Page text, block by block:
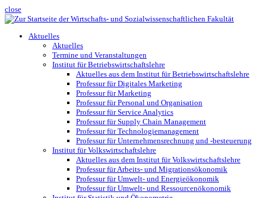
close
Aktuelles
Aktuelles
Termine und Veranstaltungen
Institut für Betriebswirtschaftslehre
Aktuelles aus dem Institut für Betriebswirtschaftslehre
Professur für Digitales Marketing
Professur für Marketing
Professur für Personal und Organisation
Professur für Service Analytics
Professur für Supply Chain Management
Professur für Technologiemanagement
Professur für Unternehmensrechnung und -besteuerung
Institut für Volkswirtschaftslehre
Aktuelles aus dem Institut für Volkswirtschaftslehre
Professur für Arbeits- und Migrationsökonomik
Professur für Umwelt- und Energieökonomik
Professur für Umwelt- und Ressourcenökonomik